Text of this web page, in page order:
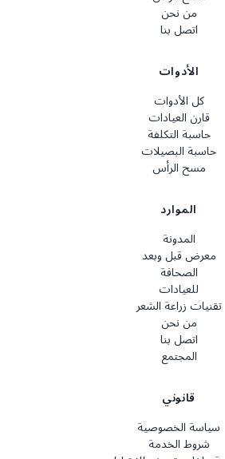
من نحن
اتصل بنا
الأدوات
كل الأدوات
قارن العيادات
حاسبة التكلفة
حاسبة البصيلات
مسح الرأس
الموارد
المدونة
معرض قبل وبعد
الصحافة
للعيادات
تقنيات زراعة الشعر
من نحن
اتصل بنا
المجتمع
قانوني
سياسة الخصوصية
شروط الخدمة